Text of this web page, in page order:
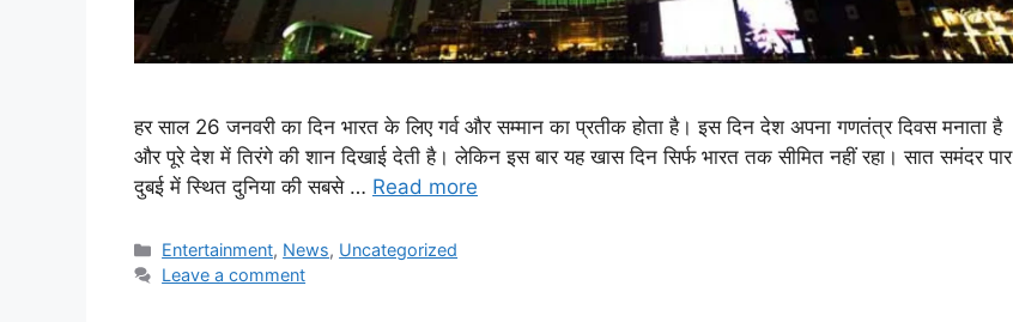
हर साल 26 जनवरी का दिन भारत के लिए गर्व और सम्मान का प्रतीक होता है। इस दिन देश अपना गणतंत्र दिवस मनाता है
और पूरे देश में तिरंगे की शान दिखाई देती है। लेकिन इस बार यह खास दिन सिर्फ भारत तक सीमित नहीं रहा। सात समंदर पार
दुबई में स्थित दुनिया की सबसे … Read more
Categories
Entertainment, News, Uncategorized
Leave a comment